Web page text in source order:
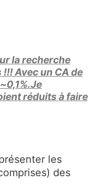
la recherche
Avec un CA de
réduits à faire
les
des